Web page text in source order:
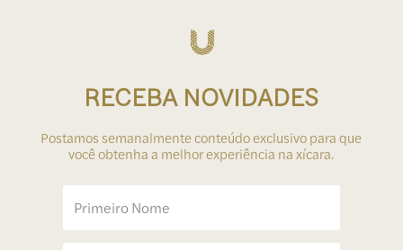
RECEBA NOVIDADES
Postamos semanalmente conteúdo exclusivo para que
você obtenha a melhor experiência na xícara.